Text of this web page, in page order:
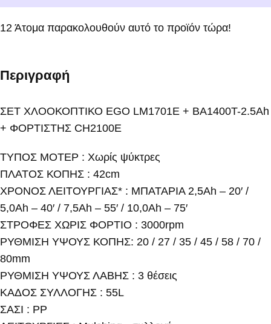
12 Άτομα παρακολουθούν αυτό το προϊόν τώρα!
Περιγραφή
ΣΕΤ ΧΛΟΟΚΟΠΤΙΚΟ EGO LM1701E + BA1400T-2.5Ah
+ ΦΟΡΤΙΣΤΗΣ CH2100E
ΤΥΠΟΣ ΜΟΤΕΡ : Χωρίς ψύκτρες
ΠΛΑΤΟΣ ΚΟΠΗΣ : 42cm
ΧΡΟΝΟΣ ΛΕΙΤΟΥΡΓΙΑΣ* : ΜΠΑΤΑΡΙΑ 2,5Ah – 20′ /
5,0Ah – 40′ / 7,5Ah – 55′ / 10,0Ah – 75′
ΣΤΡΟΦΕΣ ΧΩΡΙΣ ΦΟΡΤΙΟ : 3000rpm
ΡΥΘΜΙΣΗ ΥΨΟΥΣ ΚΟΠΗΣ: 20 / 27 / 35 / 45 / 58 / 70 /
80mm
ΡΥΘΜΙΣΗ ΥΨΟΥΣ ΛΑΒΗΣ : 3 θέσεις
ΚΑΔΟΣ ΣΥΛΛΟΓΗΣ : 55L
ΣΑΣΙ : PP